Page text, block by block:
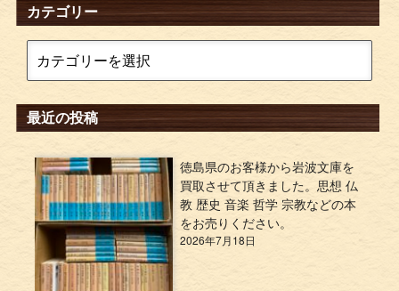
カテゴリー
最近の投稿
徳島県のお客様から岩波文庫を
買取させて頂きました。思想 仏
教 歴史 音楽 哲学 宗教などの本
をお売りください。
2026年7月18日